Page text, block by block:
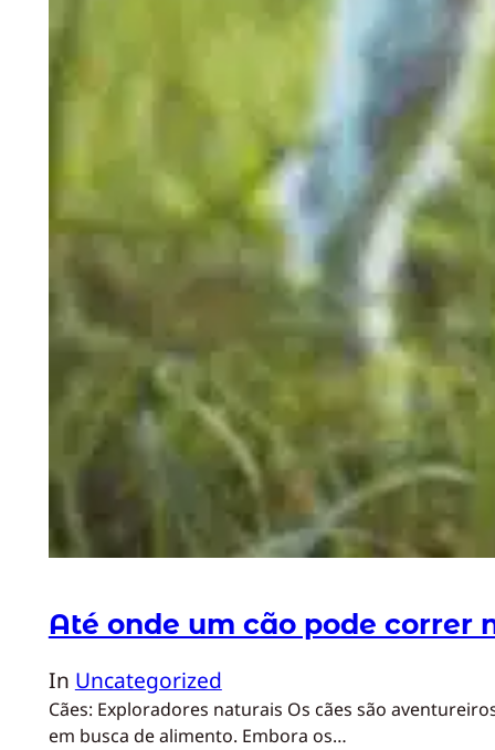
Até onde um cão pode correr
In Uncategorized
Cães: Exploradores naturais Os cães são
em busca de alimento. Embora os…